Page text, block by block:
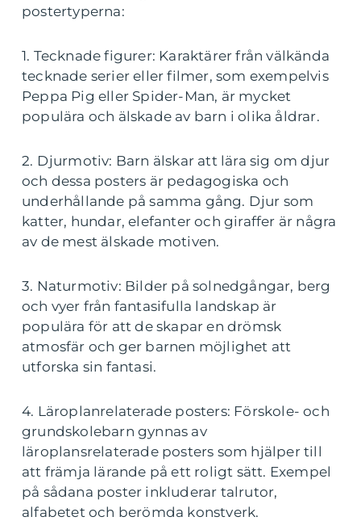
postertyperna:
1. Tecknade figurer: Karaktärer från välkända
tecknade serier eller filmer, som exempelvis
Peppa Pig eller Spider-Man, är mycket
populära och älskade av barn i olika åldrar.
2. Djurmotiv: Barn älskar att lära sig om djur
och dessa posters är pedagogiska och
underhållande på samma gång. Djur som
katter, hundar, elefanter och giraffer är några
av de mest älskade motiven.
3. Naturmotiv: Bilder på solnedgångar, berg
och vyer från fantasifulla landskap är
populära för att de skapar en drömsk
atmosfär och ger barnen möjlighet att
utforska sin fantasi.
4. Läroplanrelaterade posters: Förskole- och
grundskolebarn gynnas av
läroplansrelaterade posters som hjälper till
att främja lärande på ett roligt sätt. Exempel
på sådana poster inkluderar talrutor,
alfabetet och berömda konstverk.